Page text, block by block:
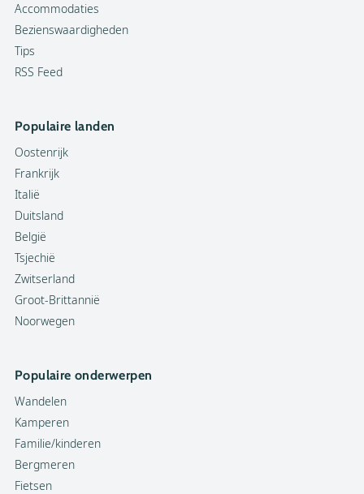
Accommodaties
Bezienswaardigheden
Tips
RSS Feed
Populaire landen
Oostenrijk
Frankrijk
Italië
Duitsland
België
Tsjechië
Zwitserland
Groot-Brittannië
Noorwegen
Populaire onderwerpen
Wandelen
Kamperen
Familie/kinderen
Bergmeren
Fietsen